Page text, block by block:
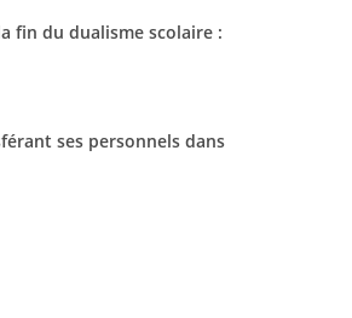
fin du dualisme scolaire :
ses personnels dans